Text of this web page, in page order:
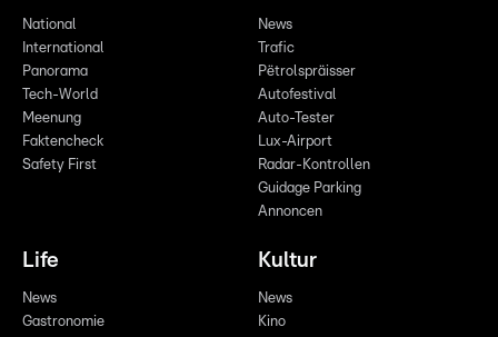
National
International
Panorama
Tech-World
Meenung
Faktencheck
Safety First
News
Trafic
Pëtrolspräisser
Autofestival
Auto-Tester
Lux-Airport
Radar-Kontrollen
Guidage Parking
Annoncen
Life
News
Gastronomie
Kultur
News
Kino